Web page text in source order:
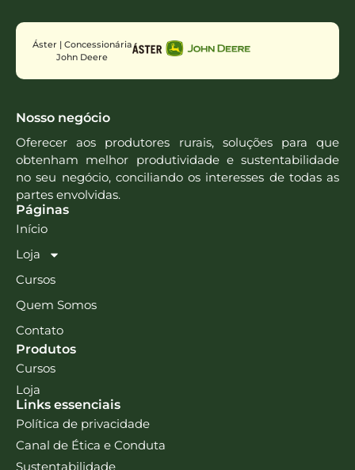
Áster | Concessionária
John Deere
Nosso negócio
Oferecer aos produtores rurais, soluções para que
obtenham melhor produtividade e sustentabilidade
no seu negócio, conciliando os interesses de todas as
partes envolvidas.
Páginas
Início
Loja
Cursos
Quem Somos
Contato
Produtos
Cursos
Loja
Links essenciais
Política de privacidade
Canal de Ética e Conduta
Sustentabilidade